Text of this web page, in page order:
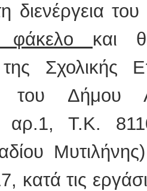
διενέργεια
φάκελο και
Σχολικής
του
αρ.1, Τ.Κ.
κατά τις